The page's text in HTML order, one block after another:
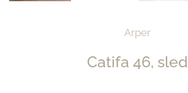
Arper
Catifa 46, sled